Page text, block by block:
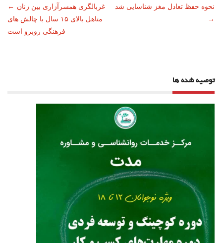
ناوبری
← غربالگری همسرآزاری بین زنان
متاهل بالای ۱۵ سال با چالش های
فرهنگی روبرو است
نحوه حفظ تعادل مغز شناسایی شد
→
توصیه شده ها